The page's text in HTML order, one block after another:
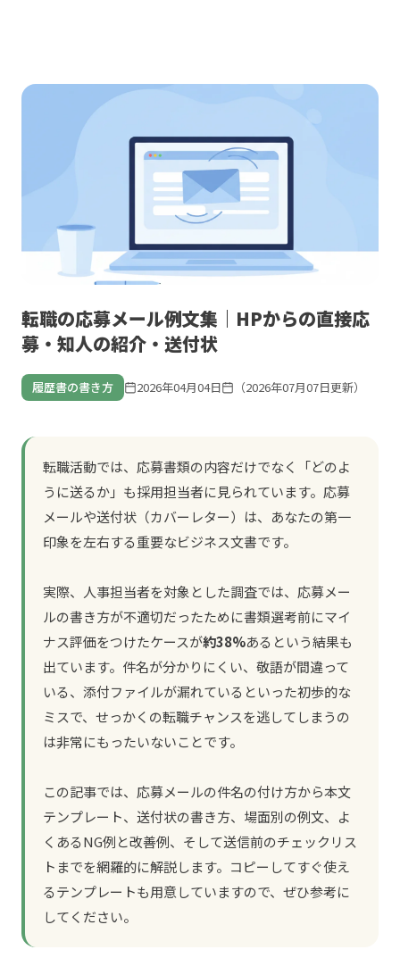
転職の応募メール例文集｜HPからの直接応
募・知人の紹介・送付状
履歴書の書き方 2026年04月04日 （2026年07月07日更新）
転職活動では、応募書類の内容だけでなく「どのよ
うに送るか」も採用担当者に見られています。応募
メールや送付状（カバーレター）は、あなたの第一
印象を左右する重要なビジネス文書です。
実際、人事担当者を対象とした調査では、応募メー
ルの書き方が不適切だったために書類選考前にマイ
ナス評価をつけたケースが約38%あるという結果も
出ています。件名が分かりにくい、敬語が間違って
いる、添付ファイルが漏れているといった初歩的な
ミスで、せっかくの転職チャンスを逃してしまうの
は非常にもったいないことです。
この記事では、応募メールの件名の付け方から本文
テンプレート、送付状の書き方、場面別の例文、よ
くあるNG例と改善例、そして送信前のチェックリス
トまでを網羅的に解説します。コピーしてすぐ使え
るテンプレートも用意していますので、ぜひ参考に
してください。